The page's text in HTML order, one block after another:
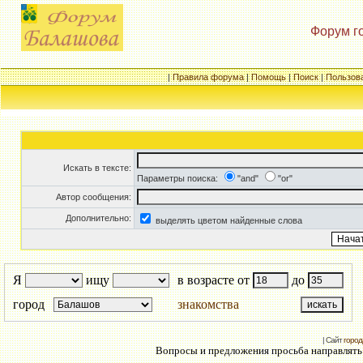
Форум
|Правила форума|Помощь|Поиск|
Искать в тексте:
Параметры поиска:
"and"
"or"
Автор сообщения:
Дополнительно: выделять цветом найденные слова
Я ищу в возрасте от
до
город
знакомства
| Сайт
Вопросы и предложения просьба